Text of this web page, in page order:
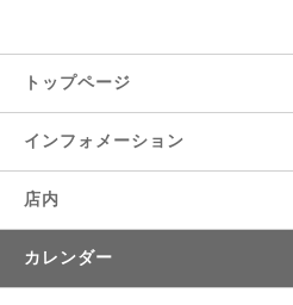
トップページ
インフォメーション
店内
カレンダー